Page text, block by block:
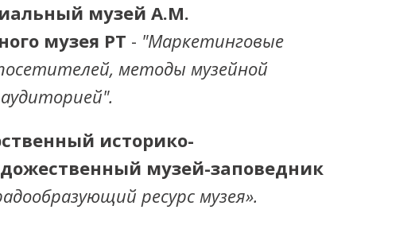
музей А.М.
музея РТ - "Маркетинговые
методы музейной
историко-
музей-заповедник
ресурс музея».